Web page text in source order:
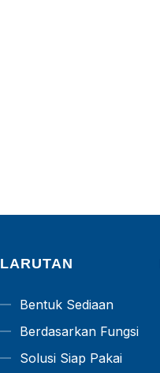
LARUTAN
Bentuk Sediaan
Berdasarkan Fungsi
Solusi Siap Pakai